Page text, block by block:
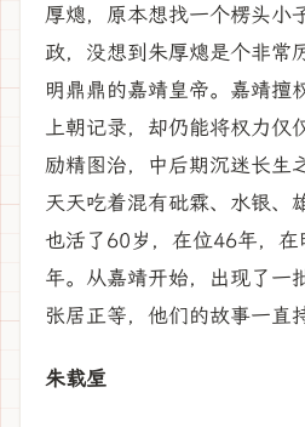
厚熜，原本想找一个楞头小
政，没想到朱厚熜是个非常
明鼎鼎的嘉靖皇帝。嘉靖擅
上朝记录，却仍能将权力仅
励精图治，中后期沉迷长生
天天吃着混有砒霖、水银、
也活了60岁，在位46年，
年。从嘉靖开始，出现了一
张居正等，他们的故事一直
朱载垕